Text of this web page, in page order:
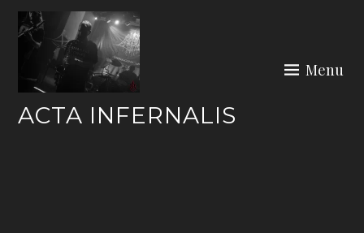
Skip
ACTA INFERNALIS
Menu